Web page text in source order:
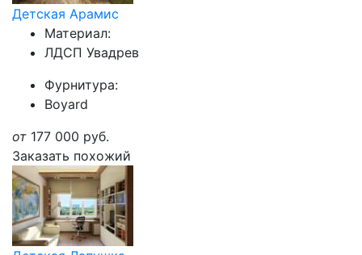
Детская Арамис
Материал:
ЛДСП Увадрев
Фурнитура:
Boyard
от 177 000 руб.
Заказать похожий